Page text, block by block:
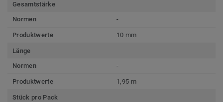
Gesamtstärke
Normen
-
Produktwerte 10 mm
Länge
Normen
-
Produktwerte 1,95 m
Stück pro Pack